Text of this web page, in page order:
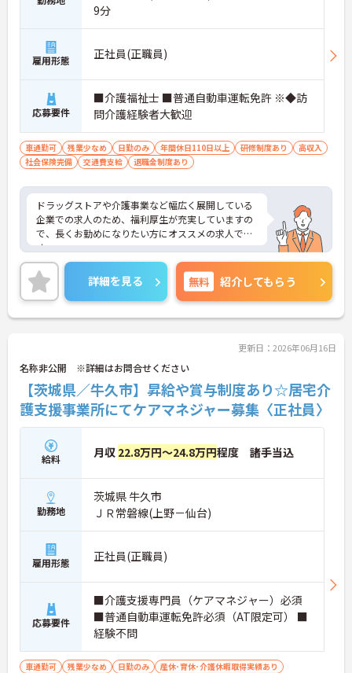
9分
雇用形態 正社員(正職員)
応募要件
■介護福祉士 ■普通自動車運転免許 ※◆訪
問介護経験者大歓迎
車通勤可 残業少なめ 日勤のみ 年間休日110日以上 研修制度あり
高収入
社会保険完備
交通費支給 退職金制度あり
ドラッグストアや介護事業など幅広く展開している
企業での求人のため、福利厚生が充実していますの
で、長くお勤めになりたい方にオススメの求人で
す。
ご興味のある方は面接のポイントなどをお話しいた
します。
詳細を見る 無料 紹介してもらう
更新日：2026年06月16日
名称非公開 ※詳細はお問合せください
【茨城県／牛久市】昇給や賞与制度あり☆居宅介
護支援事業所にてケアマネジャー募集〈正社員〉
給料 月収 22.8万円～24.8万円程度 諸手当込
勤務地
茨城県 牛久市
ＪＲ常磐線(上野－仙台)
雇用形態 正社員(正職員)
応募要件
■介護支援専門員（ケアマネジャー）必須
■普通自動車運転免許必須（AT限定可） ■
経験不問
車通勤可 残業少なめ 日勤のみ
産休･育休･介護休暇取得実績あり